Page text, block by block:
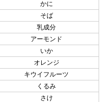
かに
そば
乳成分
アーモンド
いか
オレンジ
キウイフルーツ
くるみ
さけ